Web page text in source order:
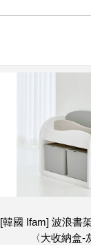
[韓國 Ifam] 波浪書
〈大收納盒-